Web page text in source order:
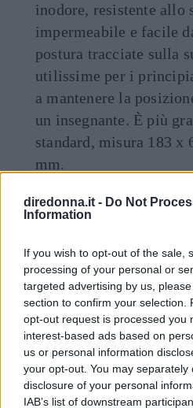
diredonna.it - Do Not
Information
If you wish to opt-out of the sale,
processing of your personal or
targeted advertising by us,
section to confirm your selection.
opt-out request is processed you
interest-based ads based on
us or personal information
your opt-out. You may
disclosure of your personal
IAB’s list of downstream
inodore, resistente allo
impermeabile e facile
postura tracciate sulla
utilissime per i
a mantenere la
un insegnante. È più
standard, misura 183 x
mm.
ENTRA NEL
CONDIVIDI SU
FACEBOOK
CONDIVIDI
TWITTER
Ultime News
Le 10 più belle frasi dei
possiamo tornare a